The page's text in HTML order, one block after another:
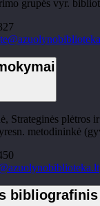
grupės vyr.
Strateginės plėtros
metodininkė